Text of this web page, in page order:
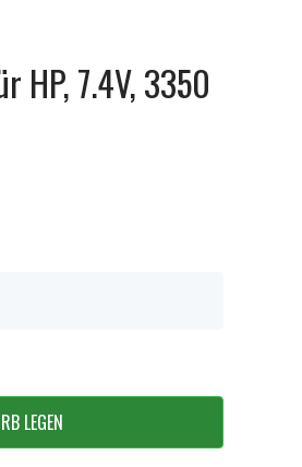
HP, 7.4V, 3350
LEGEN